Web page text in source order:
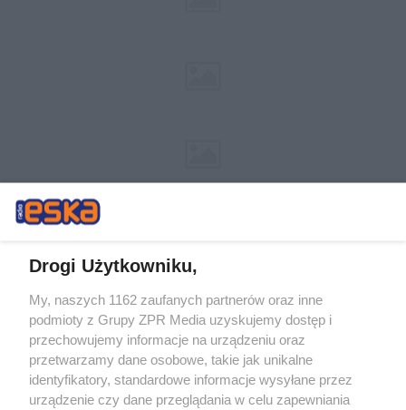
Żaden utwór zamieszczony w serwisie nie może być powielany i
rozpowszechniany lub dalej rozpowszechniany w jakikolwiek sposób (w
tym także elektroniczny lub mechaniczny) na jakimkolwiek polu
eksploatacji w jakiejkolwiek formie, włącznie z umieszczaniem w
Internecie bez pisemnej zgody właściciela praw. Jakiekolwiek użycie lub
wykorzystanie utworów w całości lub w części z naruszeniem prawa,
tzn. bez właściwej zgody, jest zabronione pod groźbą kary i może być
Drogi Użytkowniku,
My, naszych 1162 zaufanych partnerów oraz inne
podmioty z Grupy ZPR Media uzyskujemy dostęp i
przechowujemy informacje na urządzeniu oraz
przetwarzamy dane osobowe, takie jak unikalne
identyfikatory, standardowe informacje wysyłane przez
urządzenie czy dane przeglądania w celu zapewniania